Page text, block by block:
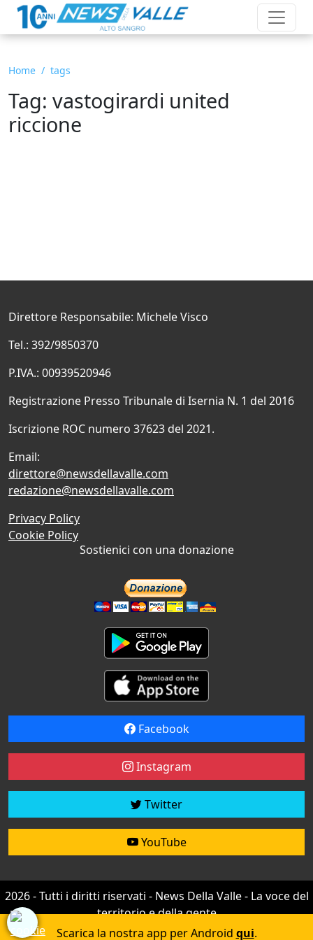
Home tags
Tag: vastogirardi united
riccione
Direttore Responsabile: Michele Visco
Tel.: 392/9850370
P.IVA.: 00939520946
Registrazione Presso Tribunale di Isernia N. 1 del 2016
Iscrizione ROC numero 37623 del 2021.
Email:
direttore@newsdellavalle.com
redazione@newsdellavalle.com
Privacy Policy
Cookie Policy
Sostienici con una donazione
Facebook
Instagram
Twitter
YouTube
2026 - Tutti i diritti riservati - News Della Valle - La voce del
territorio e della gente
Credit by efree
Scarica la nostra app per Android qui.